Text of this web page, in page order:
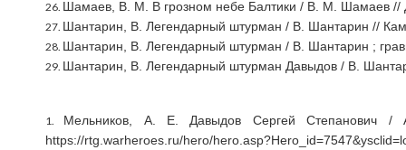
Шамаев, В. М. В грозном небе Балтики / В. М. Шамаев
Шантарин, В. Легендарный штурман / В. Шантарин //
Шантарин, В. Легендарный штурман / В. Шантарин ;
Шантарин, В. Легендарный штурман Давыдов / В.
Мельников, А. Е. Давыдов Сергей Степанович /
https://rtg.warheroes.ru/hero/